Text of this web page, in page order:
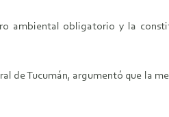
ambiental obligatorio y la
de Tucumán, argumentó que la